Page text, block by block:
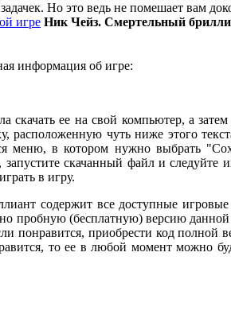
Но это ведь не помешает вам
игре Ник Чейз. Смертельный
информация об игре:
скачать ее на свой компьютер, а
расположенную чуть ниже этого
меню, в котором нужно выбрать
запустите скачанный файл и следуйте
в игру.
содержит все доступные
пробную (бесплатную) версию
понравится, приобрести код полной
то ее в любой момент можно